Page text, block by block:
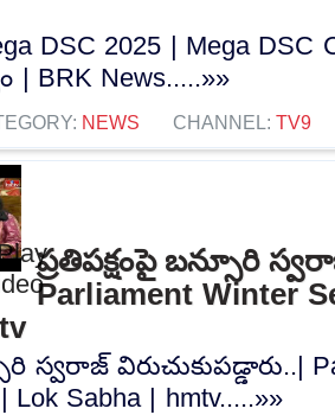
DSC 2025 | Mega DSC
| BRK News.....»»
NEWS CHANNEL: TV9
ప్రతిపక్షంపై బన్సూరి
Parliament Winter
స్వరాజ్ విరుచుకుపడ్డారు..|
Lok Sabha | hmtv.....»»